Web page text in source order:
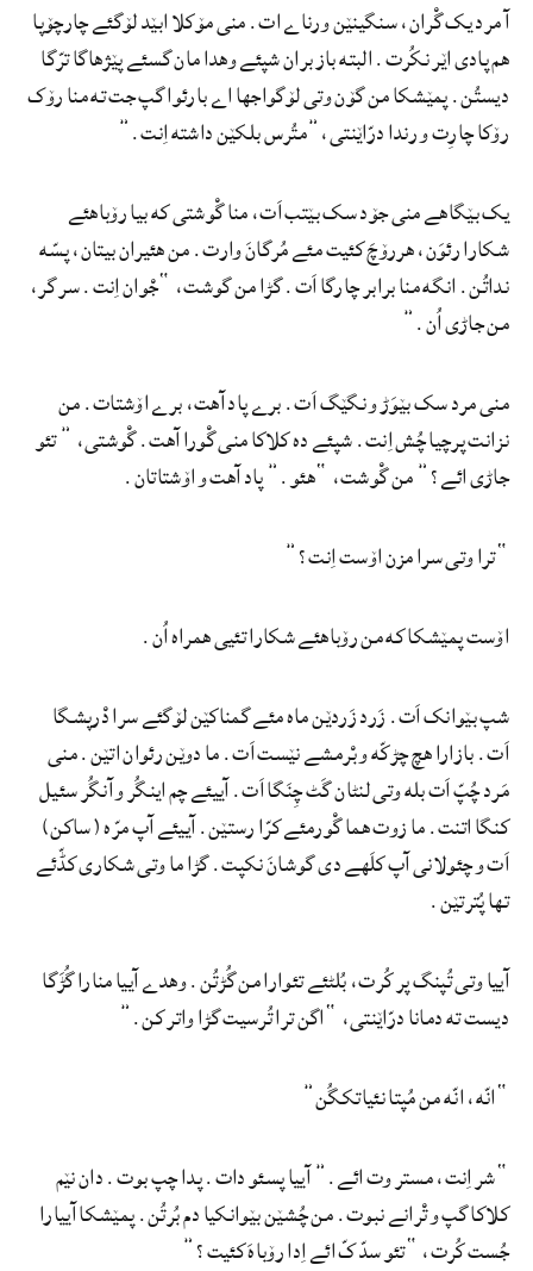
آ مرد یک گْران، سنگینێن ورناے ات. منی مۆکلا ابێد لۆگئے چارچۆپا
هم پادی اێر نکُرت. البته باز بران شپئے وهدا مان گسئے پێژهاگا ترّگا
دیستُن. پمێشکا من گۆن وتی لۆگواجها اے بارئوا گپ جت ته منا رۆک
رۆکا چارِت و رندا درّاێنتی،”متُرس بلکێن داشته اِنت.”
یک بێگاهے منی جۆد سک بێتب اَت، منا گْوشتی که بیا رۆباهئے
شکارا رئوَن، هررۆچَ کئیت مئے مُرگانَ وارت. من هئیران بیتان، پسّه
نداتُن. انگه منا برابر چارگا اَت. گڑا من گوشت، “جْوان اِنت. سر گر،
من جاڑی اُن.”
منی مرد سک بێوَڑ و نگێگ اَت. برے پاد آهت، برے اۆشتات. من
نزانت پرچیا چُش اِنت. شپئے ده کلاکا منی گْورا آهت. گْوشتی، ” تئو
جاڑی ائے؟” من گْوشت، “هئو.” پاد آهت و اۆشتاتان.
“ترا وتی سرا مزن اۆست اِنت؟”
اۆست پمێشکا که من رۆباهئے شکارا تئیی همراه اُن.
شپ بێوانک اَت. زَرد زَردێن ماه مئے گمناکێن لۆگئے سرا دْرپشگا
اَت. بازارا هچ چڑکّه و بْرمشے نێست اَت. ما دوێن رئوان اتێن. منی
مَرد چُپّ اَت بله وتی لنٹان گَٹ چِنَگا اَت. آییئے چم اینگُر و آنگُر سئیل
کنگا اتنت. ما زوت هما گْورمئے کرّا رستێن. آییئے آپ مرّه (ساکن)
اَت و چئولانی آپ کلَهے دی گوشانَ نکپت. گڑا ما وتی شکاری کڈّئے
تها پُترتێن.
آییا وتی تُپنگ پر کُرت، بُلٹئے تئوارا من گُڑتُن. وهدے آییا منارا گُڑَگا
دیست ته دمانا درّاێنتی، “اگن ترا تُرسیت گڑا واتر کن.”
“انّه، انّه من مُپتا نئیاتکگُن”
“شر اِنت، مستر وت ائے.” آییا پسئو دات. پدا چپ بوت. دان نێم
کلاکا گپ و تْرانے نبوت. من چُشێن بێوانکیا دم بُرتُن. پمێشکا آییارا
جُست کُرت، “تئو سدّکّ ائے اِدا رۆباهَ کئیت؟”